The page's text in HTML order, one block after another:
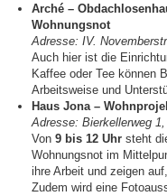
Arché –
Wohnungsnot
Adresse: IV.
Auch hier ist die
Kaffee oder Tee können
Arbeitsweise und
Haus Jona –
Adresse: Bierkellerweg
Von 9 bis 12 Uhr steht
Wohnungsnot im
ihre Arbeit und zeigen
Zudem wird eine